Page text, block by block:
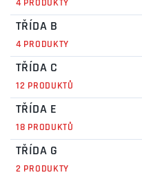
Vana do kufru je
předmětů
4 PRODUKTY
TŘÍDA B
4 PRODUKTY
TŘÍDA C
12 PRODUKTŮ
TŘÍDA E
18 PRODUKTŮ
TŘÍDA G
2 PRODUKTY